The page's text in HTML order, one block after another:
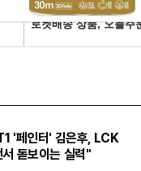
'페인터' 김은후, LCK
돋보이는 실력"